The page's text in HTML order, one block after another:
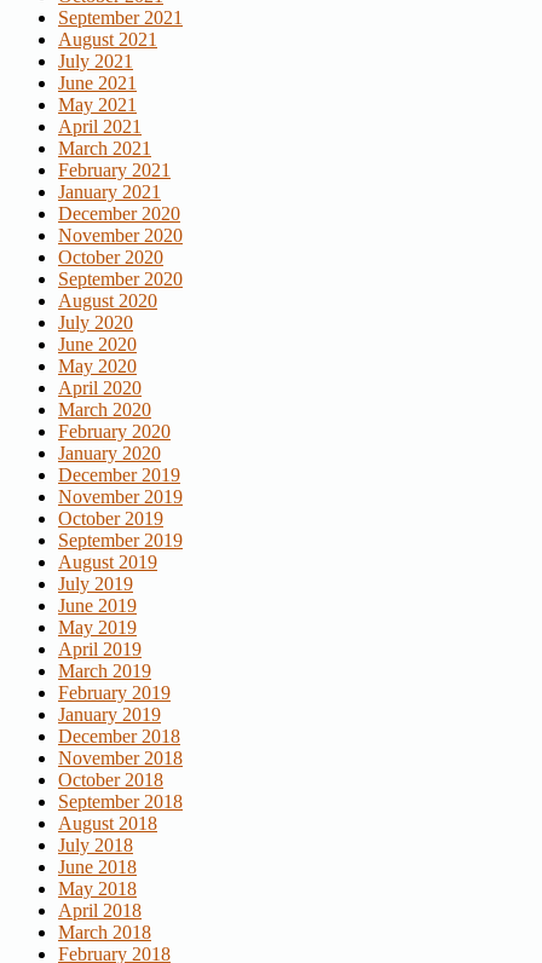
September 2021
August 2021
July 2021
June 2021
May 2021
April 2021
March 2021
February 2021
January 2021
December 2020
November 2020
October 2020
September 2020
August 2020
July 2020
June 2020
May 2020
April 2020
March 2020
February 2020
January 2020
December 2019
November 2019
October 2019
September 2019
August 2019
July 2019
June 2019
May 2019
April 2019
March 2019
February 2019
January 2019
December 2018
November 2018
October 2018
September 2018
August 2018
July 2018
June 2018
May 2018
April 2018
March 2018
February 2018